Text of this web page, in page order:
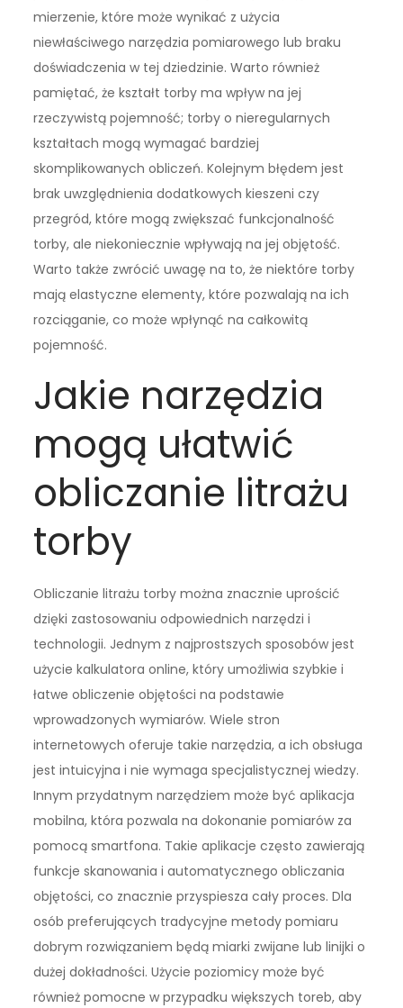
mierzenie, które może wynikać z użycia
niewłaściwego narzędzia pomiarowego lub braku
doświadczenia w tej dziedzinie. Warto również
pamiętać, że kształt torby ma wpływ na jej
rzeczywistą pojemność; torby o nieregularnych
kształtach mogą wymagać bardziej
skomplikowanych obliczeń. Kolejnym błędem jest
brak uwzględnienia dodatkowych kieszeni czy
przegród, które mogą zwiększać funkcjonalność
torby, ale niekoniecznie wpływają na jej objętość.
Warto także zwrócić uwagę na to, że niektóre torby
mają elastyczne elementy, które pozwalają na ich
rozciąganie, co może wpłynąć na całkowitą
pojemność.
Jakie narzędzia
mogą ułatwić
obliczanie litrażu
torby
Obliczanie litrażu torby można znacznie uprościć
dzięki zastosowaniu odpowiednich narzędzi i
technologii. Jednym z najprostszych sposobów jest
użycie kalkulatora online, który umożliwia szybkie i
łatwe obliczenie objętości na podstawie
wprowadzonych wymiarów. Wiele stron
internetowych oferuje takie narzędzia, a ich obsługa
jest intuicyjna i nie wymaga specjalistycznej wiedzy.
Innym przydatnym narzędziem może być aplikacja
mobilna, która pozwala na dokonanie pomiarów za
pomocą smartfona. Takie aplikacje często zawierają
funkcje skanowania i automatycznego obliczania
objętości, co znacznie przyspiesza cały proces. Dla
osób preferujących tradycyjne metody pomiaru
dobrym rozwiązaniem będą miarki zwijane lub linijki o
dużej dokładności. Użycie poziomicy może być
również pomocne w przypadku większych toreb, aby